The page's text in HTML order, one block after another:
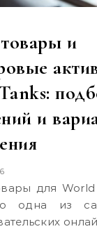
и
и
одна из